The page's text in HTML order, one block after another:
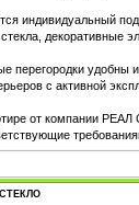
индивидуальный
перегородки
с активной
от компании
СТЕКЛО